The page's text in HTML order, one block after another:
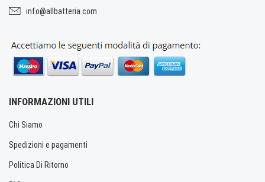
info@allbatteria.com
INFORMAZIONI UTILI
Chi Siamo
Spedizioni e pagamenti
Politica Di Ritorno